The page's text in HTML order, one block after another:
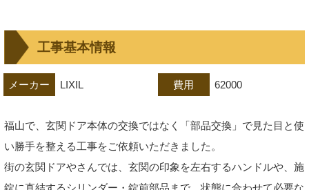
工事基本情報
メーカー LIXIL 費用 62000
福山で、玄関ドア本体の交換ではなく「部品交換」で見た目と使
い勝手を整える工事をご依頼いただきました。
街の玄関ドアやさんでは、玄関の印象を左右するハンドルや、施